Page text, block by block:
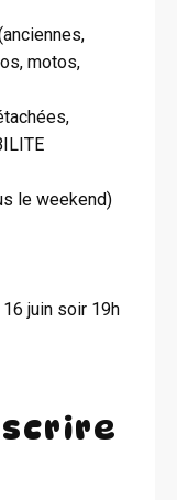
motos,
le weekend)
juin soir 19h